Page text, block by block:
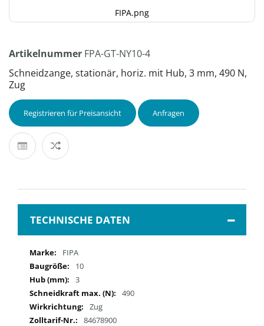
FIPA.png
Artikelnummer FPA-GT-NY10-4
Schneidzange, stationär, horiz. mit Hub, 3 mm, 490 N,
Zug
Registrieren für Preisansicht Anfragen
TECHNISCHE DATEN
Mehr
Informationen
FIPA
10
3
490
Zug
84678900